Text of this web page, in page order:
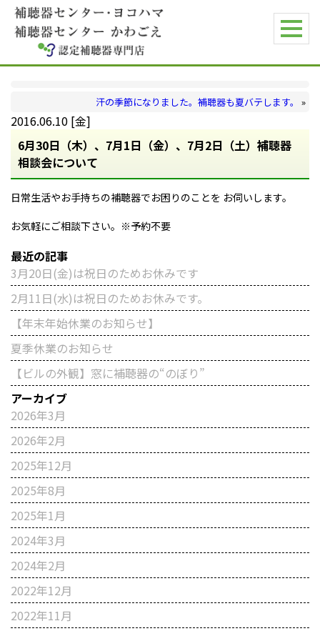
汗の季節になりました。補聴器も夏バテします。 »
2016.06.10 [金]
6月30日（木）、7月1日（金）、7月2日（土）補聴器
相談会について
日常生活やお手持ちの補聴器でお困りのことを お伺いします。
お気軽にご相談下さい。※予約不要
最近の記事
3月20日(金)は祝日のためお休みです
2月11日(水)は祝日のためお休みです。
【年末年始休業のお知らせ】
夏季休業のお知らせ
【ビルの外観】窓に補聴器の“のぼり”
アーカイブ
2026年3月
2026年2月
2025年12月
2025年8月
2025年1月
2024年3月
2024年2月
2022年12月
2022年11月